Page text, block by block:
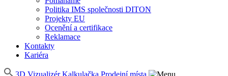
Politika IMS společnosti DITON
Projekty EU
Ocenění a certifikace
Reklamace
Kontakty
Kariéra
3D Vizualizér Kalkulačka Prodejní místa